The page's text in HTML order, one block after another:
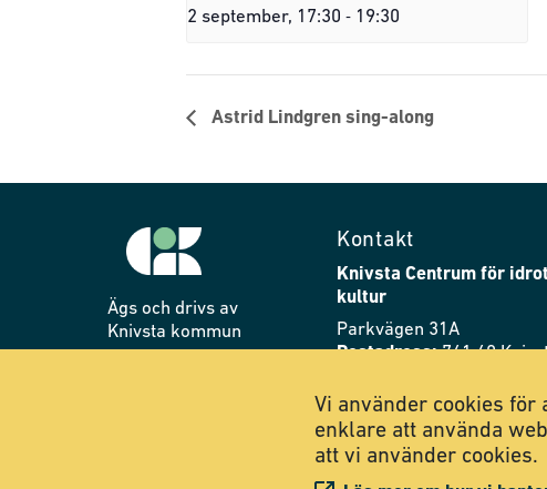
2 september, 17:30 - 19:30
Astrid Lindgren sing-along
Ägs och drivs av
Knivsta kommun
Kontakt
Knivsta Centrum för
kultur
Parkvägen 31A
Postadress:741 40
E-post:cik@knivsta.se
Vi använder cookies
enklare att använda
att vi använder cookies.